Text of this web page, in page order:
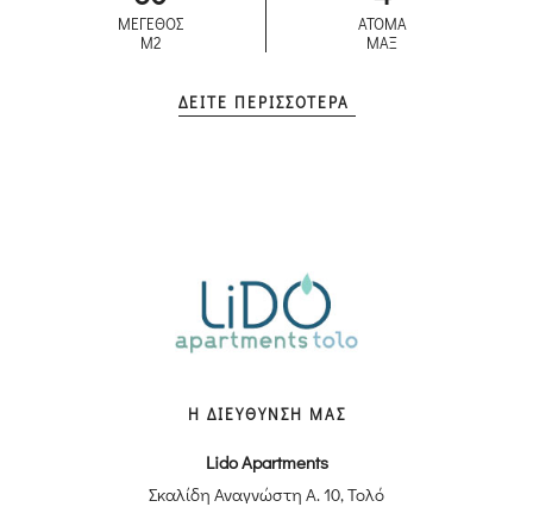
ΜΕΓΕΘΟΣ
M2
ΑΤΟΜΑ
ΜΑΞ
ΔΕΙΤΕ ΠΕΡΙΣΣΟΤΕΡΑ
Η ΔΙΕΥΘΥΝΣΗ ΜΑΣ
Lido Apartments
Σκαλίδη Αναγνώστη Α. 10, Τολό